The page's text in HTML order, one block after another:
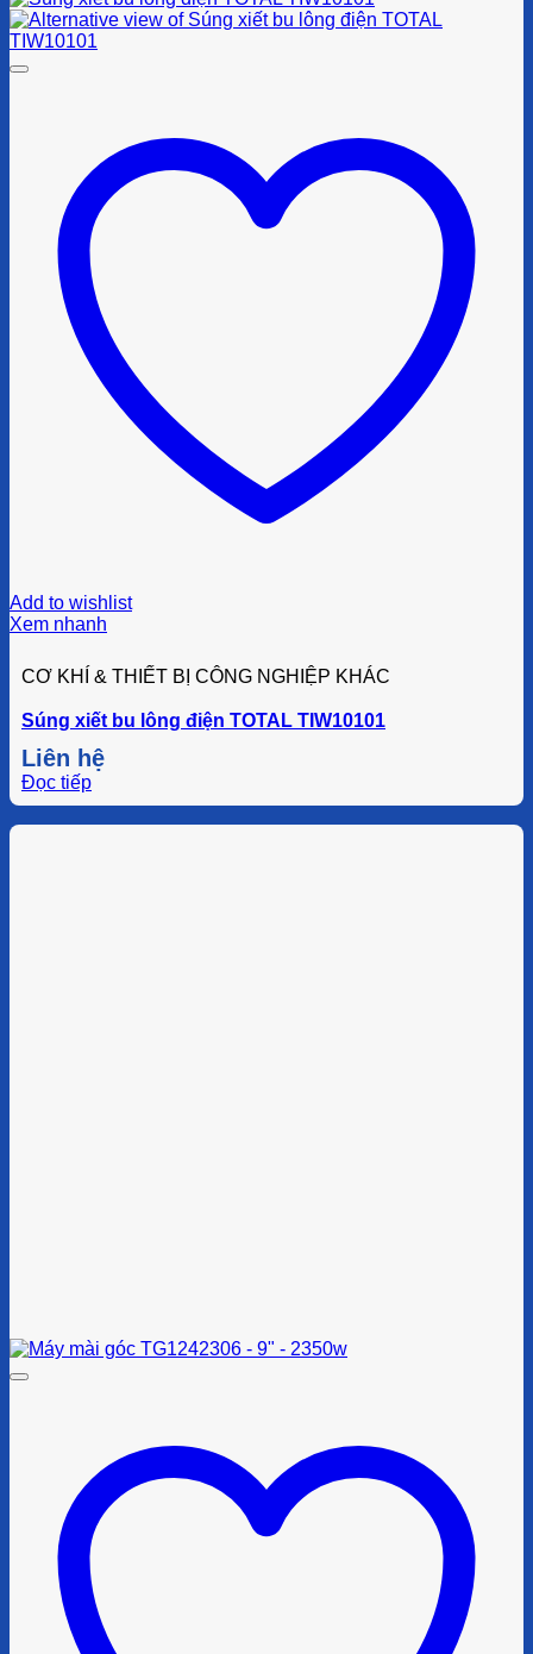
Add to wishlist
Xem nhanh
CƠ KHÍ & THIẾT BỊ CÔNG NGHIỆP KHÁC
Súng xiết bu lông điện TOTAL TIW10101
Liên hệ
Đọc tiếp